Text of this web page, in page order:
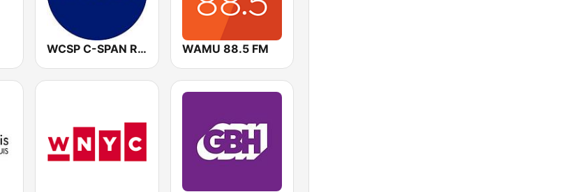
WCSP C-SPAN Radio WAMU 88.5 FM